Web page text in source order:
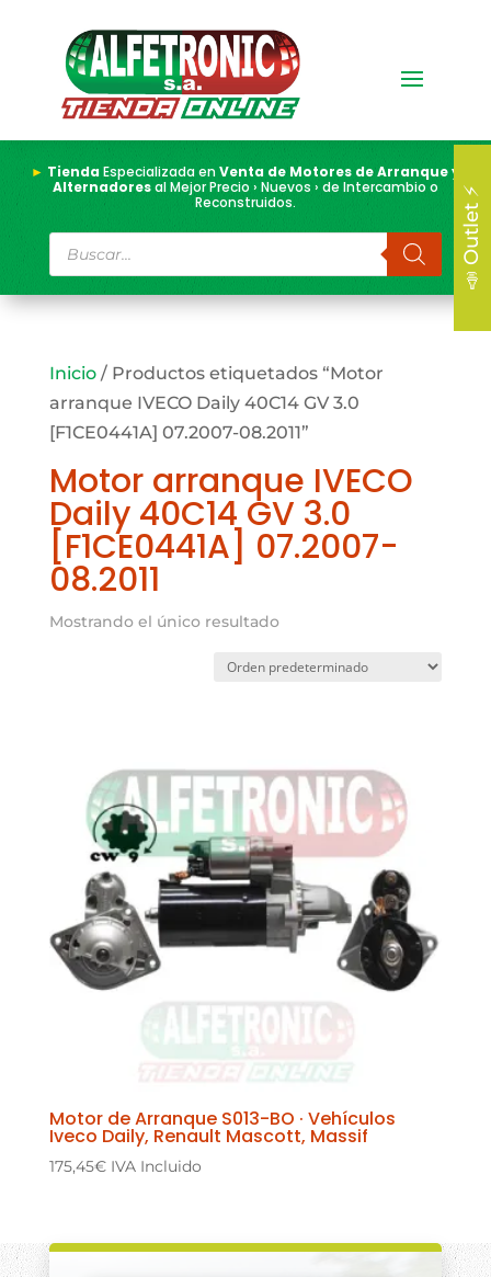
► TiendaEspecializada enVenta de Motores de Arranque y
Alternadoresal Mejor Precio › Nuevos › de Intercambio o
Reconstruidos.
Búsqueda
de
productos
Inicio/ Productos etiquetados “Motor
arranque IVECO Daily 40C14 GV 3.0
[F1CE0441A] 07.2007-08.2011”
Motor arranque IVECO
Daily 40C14 GV 3.0
[F1CE0441A] 07.2007-
08.2011
Mostrando el único resultado
Motor de Arranque S013-BO · Vehículos
Iveco Daily, Renault Mascott, Massif
175,45€ IVA Incluido
📣 Outlet ⚡